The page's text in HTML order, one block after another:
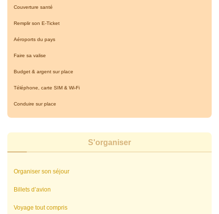
Couverture santé
Remplir son E-Ticket
Aéroports du pays
Faire sa valise
Budget & argent sur place
Téléphone, carte SIM & Wi-Fi
Conduire sur place
S'organiser
Organiser son séjour
Billets d’avion
Voyage tout compris